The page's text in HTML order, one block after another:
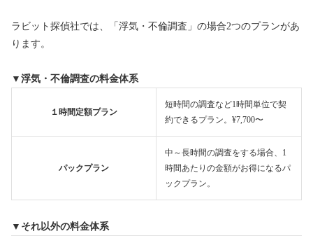
ラビット探偵社では、「浮気・不倫調査」の場合2つのプランがあ
ります。
▼浮気・不倫調査の料金体系
１時間定額プラン
短時間の調査など1時間単位で契
約できるプラン。¥7,700〜
パックプラン
中～長時間の調査をする場合、1
時間あたりの金額がお得になるパ
ックプラン。
▼それ以外の料金体系